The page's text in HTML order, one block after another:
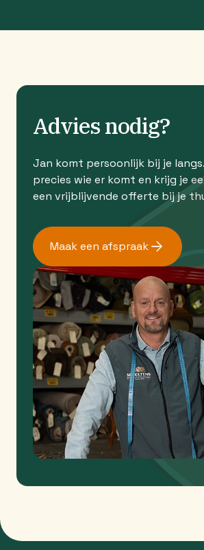
Advies nodig?
Jan komt persoonlijk bij je
precies wie er komt en krijg je
een vrijblijvende offerte bij je
Maak een afspraak